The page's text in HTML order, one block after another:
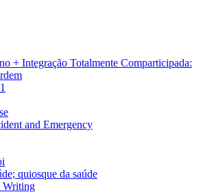
+ Integração Totalmente Comparticipada:
and Emergency
quiosque da saúde
Writing